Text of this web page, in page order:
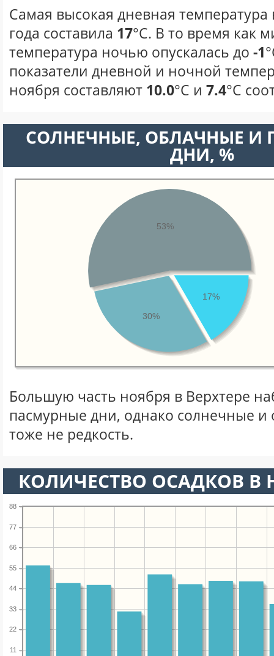
Самая высокая дневная температура
года составила 17°С. В то время как
температура ночью опускалась до -1
показатели дневной и ночной
ноября составляют 10.0°С и 7.4°С
CОЛНЕЧНЫЕ, ОБЛАЧНЫЕ И
ДНИ, %
17%
30%
53%
Большую часть ноября в Верхтере
пасмурные дни, однако солнечные
тоже не редкость.
КОЛИЧЕСТВО ОСАДКОВ В
11
22
33
44
55
66
77
88